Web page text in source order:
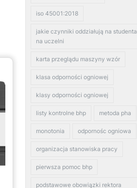
iso 45001:2018
jakie czynniki oddziałują na studenta
na uczelni
karta przeglądu maszyny wzór
klasa odporności ogniowej
klasy odporności ogniowej
listy kontrolne bhp metoda pha
monotonia odpornośc ogniowa
organizacja stanowiska pracy
pierwsza pomoc bhp
podstawowe obowiązki rektora